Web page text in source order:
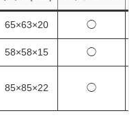
65×63×20 ◯
58×58×15 ◯
85×85×22 ◯